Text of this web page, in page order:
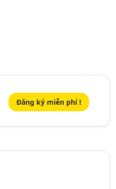
Đăng ký miễn phí !